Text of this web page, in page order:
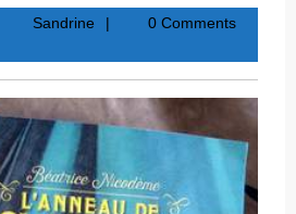
SandrineSandrine0 Comments